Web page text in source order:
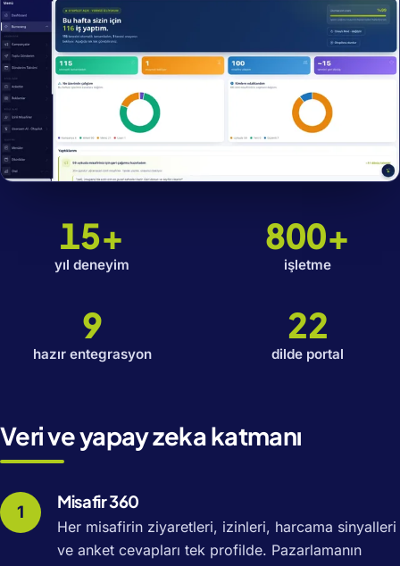
15+
yıl deneyim
800+
işletme
9
hazır entegrasyon
22
dilde portal
Veri ve yapay zeka katmanı
Misafir 360
Her misafirin ziyaretleri, izinleri, harcama sinyalleri
ve anket cevapları tek profilde. Pazarlamanın